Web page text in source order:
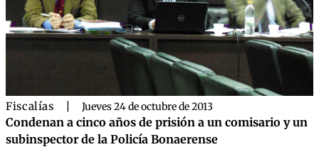
Fiscalías Jueves 24 de octubre de 2013
Condenan a cinco años de prisión a un comisario y un
subinspector de la Policía Bonaerense